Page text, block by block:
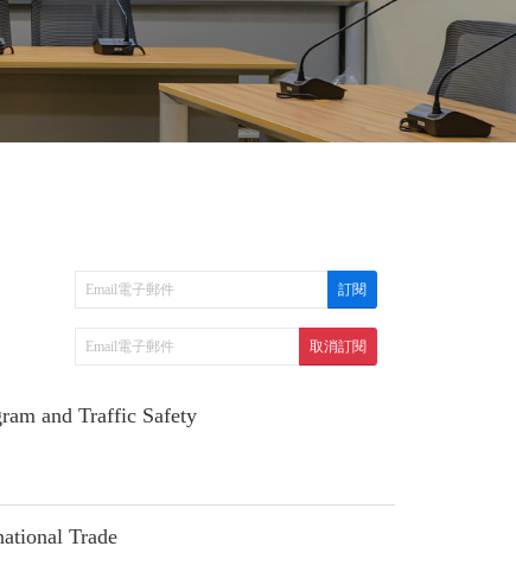
and Traffic Safety
Trade